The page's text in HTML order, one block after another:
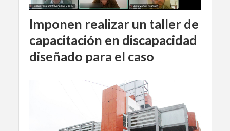
Imponen realizar un taller de
capacitación en discapacidad
diseñado para el caso